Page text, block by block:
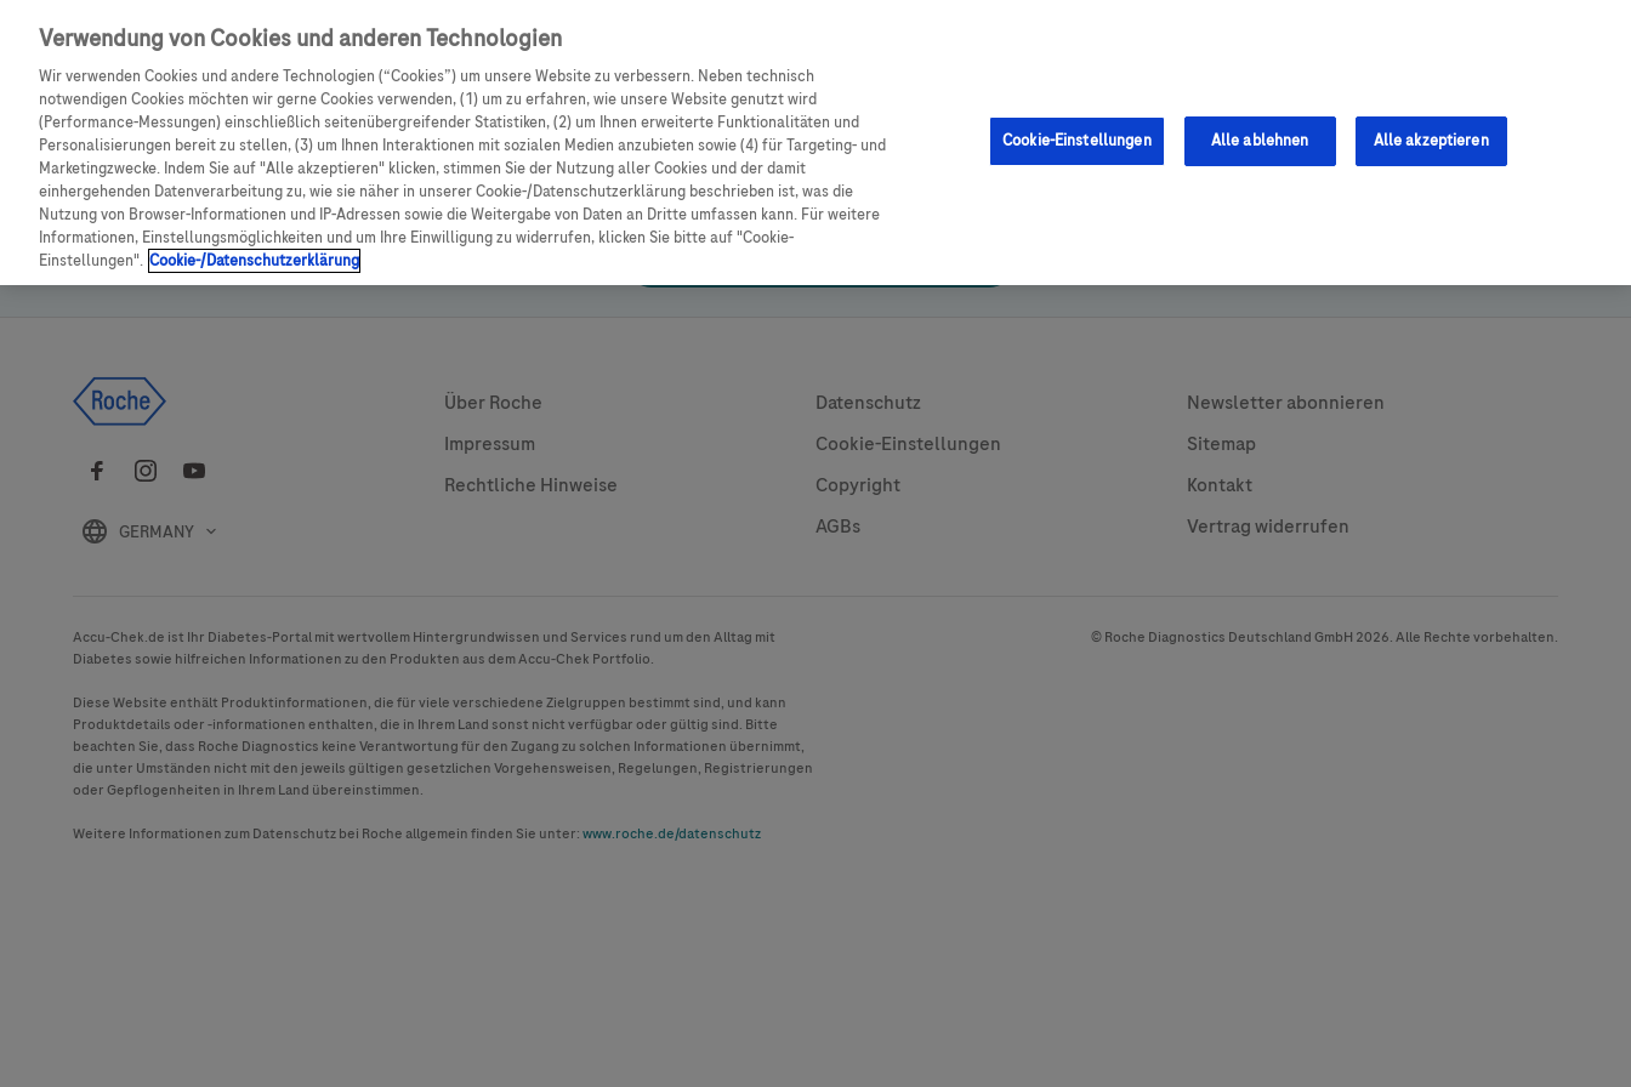
Skip navigation
CGM Testsensor bestellen CGM Sensor Produkte
Shop
Bitte auf den Button klicken für die Anmeldung oder Anlage eines
GERMANY
Global Websites
Über Roche
Impressum
Rechtliche Hinweise
Useful Links
Datenschutz
Cookie-Einstellungen
Copyright
AGBs
Legal
Newsletter abonnieren
Sitemap
Kontakt
Vertrag widerrufen
Accu-Chek.de ist Ihr Diabetes-Portal mit wertvollem Hintergrundwissen und Services rund um den Alltag mit
Diabetes sowie hilfreichen Informationen zu den Produkten aus demAccu-Chek Portfolio.
Diese Website enthält Produktinformationen, die für viele verschiedene Zielgruppen bestimmt sind, und kann
Produktdetails oder -informationen enthalten, die in Ihrem Land sonst nicht verfügbar oder gültig sind. Bitte
beachten Sie, dass Roche Diagnostics keine Verantwortung für den Zugang zu solchen Informationen übernimmt,
die unter Umständen nicht mit den jeweils gültigen gesetzlichen Vorgehensweisen, Regelungen, Registrierungen
oder Gepflogenheiten in Ihrem Land übereinstimmen.
Weitere Informationen zum Datenschutz bei Roche allgemein finden Sie unter:www.roche.de/datenschutz
© Roche Diagnostics Deutschland GmbH 2026. Alle Rechte vorbehalten.
Verwendung von Cookies und anderen Technologien
Wir verwenden Cookies und andere Technologien (“Cookies”) um unsere Website zu verbessern. Neben technisch
notwendigen Cookies möchten wir gerne Cookies verwenden, (1) um zu erfahren, wie unsere Website genutzt wird
(Performance-Messungen) einschließlich seitenübergreifender Statistiken, (2) um Ihnen erweiterte Funktionalitäten und
Personalisierungen bereit zu stellen, (3) um Ihnen Interaktionen mit sozialen Medien anzubieten sowie (4) für Targeting- und
Marketingzwecke. Indem Sie auf "Alle akzeptieren" klicken, stimmen Sie der Nutzung aller Cookies und der damit
einhergehenden Datenverarbeitung zu, wie sie näher in unserer Cookie-/Datenschutzerklärung beschrieben ist, was die
Nutzung von Browser-Informationen und IP-Adressen sowie die Weitergabe von Daten an Dritte umfassen kann. Für weitere
Informationen, Einstellungsmöglichkeiten und um Ihre Einwilligung zu widerrufen, klicken Sie bitte auf "Cookie-
Einstellungen". Cookie-/Datenschutzerklärung
Cookie-Einstellungen Alle ablehnen Alle akzeptieren